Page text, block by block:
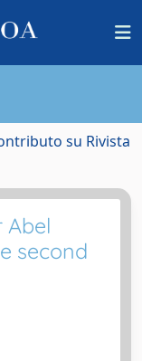
su Rivista
Abel
second